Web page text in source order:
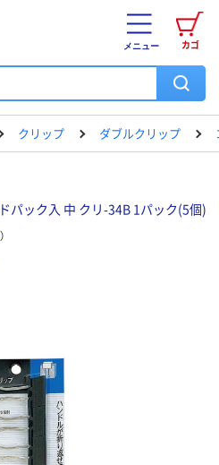
カゴ
メニュー
クリップ ダブルクリップ
パック入 中 クリ-34B 1パック(5個)
）